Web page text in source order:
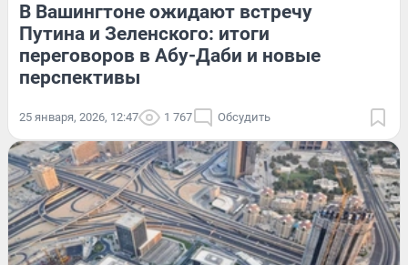
В Вашингтоне ожидают встречу
Путина и Зеленского: итоги
переговоров в Абу-Даби и новые
перспективы
25 января, 2026, 12:47 1 767 Обсудить